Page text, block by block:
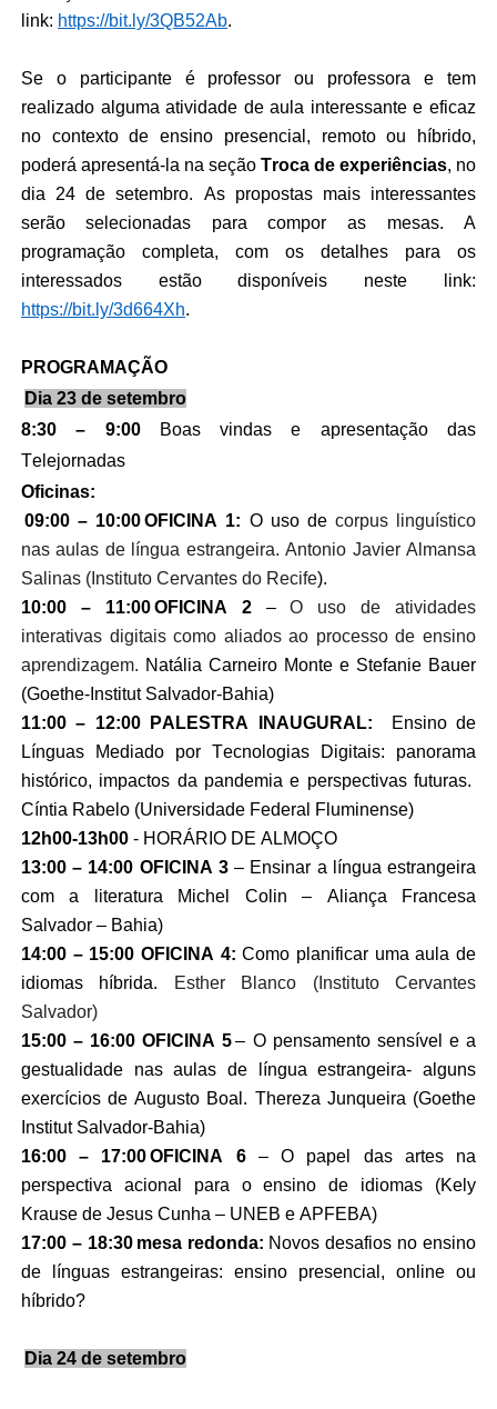
link: https://bit.ly/3QB52Ab.
Se o participante é professor ou professora e tem
realizado alguma atividade de aula interessante e eficaz
no contexto de ensino presencial, remoto ou híbrido,
poderá apresentá-la na seção Troca de experiências, no
dia 24 de setembro. As propostas mais interessantes
serão selecionadas para compor as mesas. A
programação completa, com os detalhes para os
https://bit.ly/3d664Xh.
PROGRAMAÇÃO
Dia 23 de setembro
8:30 – 9:00
Boas vindas e apresentação das
Telejornadas
Oficinas:
09:00 – 10:00 OFICINA 1: O uso de corpus linguístico
nas aulas de língua estrangeira. Antonio Javier Almansa
Salinas (Instituto Cervantes do Recife).
10:00 – 11:00 OFICINA 2 – O uso de atividades
interativas digitais como aliados ao processo de ensino
aprendizagem. Natália Carneiro Monte e Stefanie Bauer
(Goethe-Institut Salvador-Bahia)
11:00 – 12:00 PALESTRA INAUGURAL:
Ensino de
Línguas Mediado por Tecnologias Digitais: panorama
histórico, impactos da pandemia e perspectivas futuras.
Cíntia Rabelo (Universidade Federal Fluminense)
12h00-13h00 - HORÁRIO DE ALMOÇO
13:00 – 14:00 OFICINA 3 – Ensinar a língua estrangeira
com a
literatura Michel Colin – Aliança
Francesa
Salvador – Bahia)
14:00 – 15:00 OFICINA 4: Como planificar uma aula de
idiomas híbrida.
Esther Blanco (Instituto Cervantes
Salvador)
15:00 – 16:00 OFICINA 5 – O pensamento sensível e a
gestualidade nas aulas de língua estrangeira- alguns
exercícios de Augusto Boal. Thereza Junqueira (Goethe
Institut Salvador-Bahia)
16:00 – 17:00 OFICINA 6 – O papel das artes na
perspectiva acional para o ensino de idiomas (Kely
Krause de Jesus Cunha – UNEB e APFEBA)
17:00 – 18:30 mesa redonda: Novos desafios no ensino
de línguas estrangeiras: ensino presencial, online ou
híbrido?
Dia 24 de setembro